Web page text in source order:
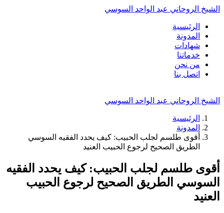
الشيخ الروحاني عبد الواحد السوسي
الرئيسية
المدونة
شهادات
خدماتنا
من نحن
اتصل بنا
الشيخ الروحاني عبد الواحد السوسي
الرئيسية
المدونة
أقوى طلسم لجلب الحبيب: كيف يحدد الفقيه السوسي
الطريق الصحيح لرجوع الحبيب العنيد
أقوى طلسم لجلب الحبيب: كيف يحدد الفقيه
السوسي الطريق الصحيح لرجوع الحبيب
العنيد